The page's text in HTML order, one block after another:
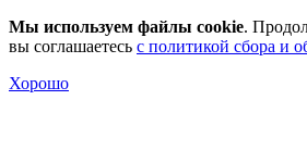
Мы используем файлы cookie.
вы соглашаетесь с политикой сбора и
Хорошо